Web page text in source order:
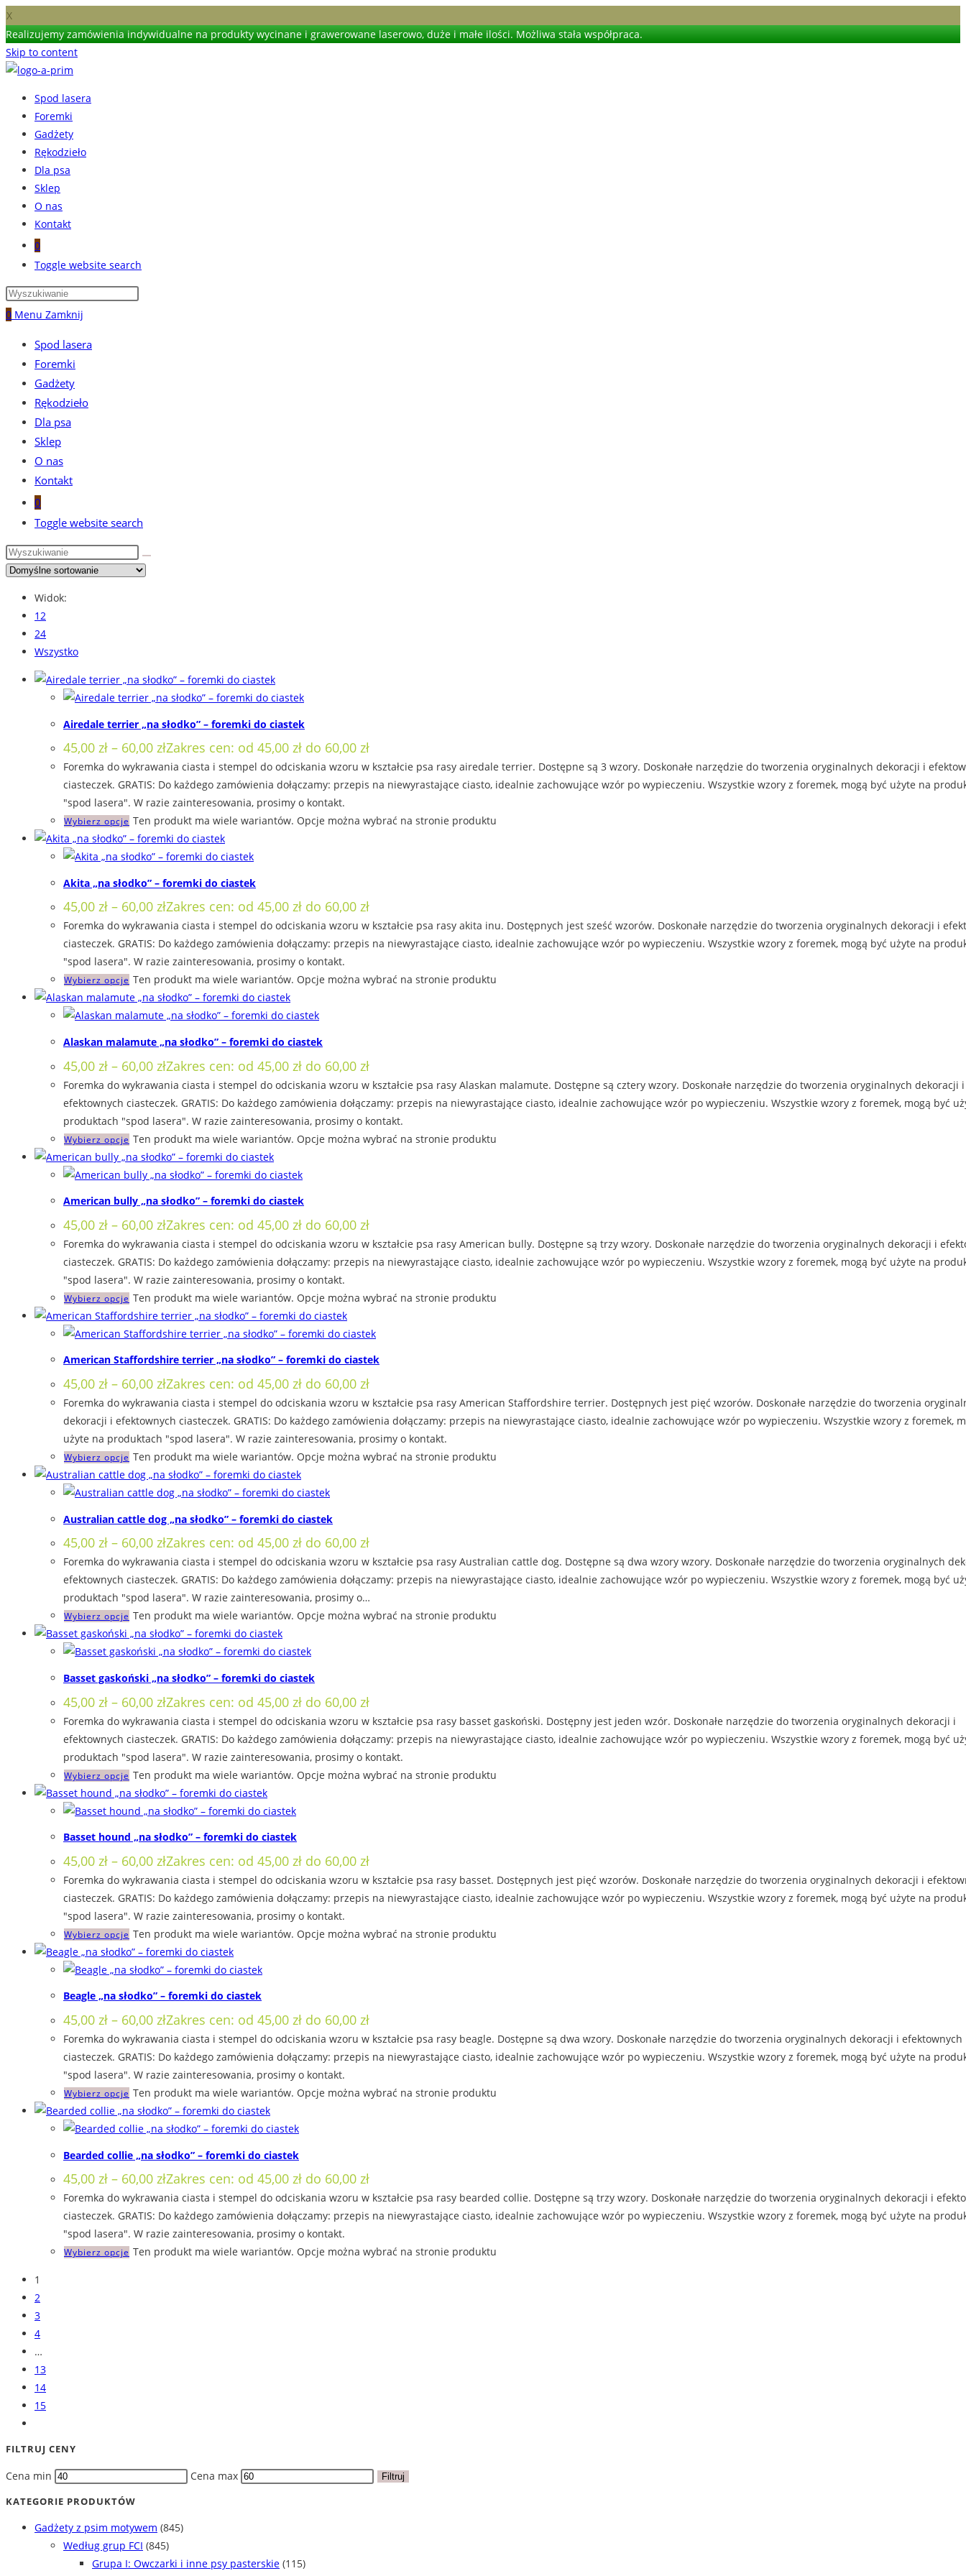
X
Realizujemy zamówienia indywidualne na produkty wycinane i grawerowane laserowo, duże i małe ilości. Możliwa stała współpraca.
Skip to content
Spod lasera
Foremki
Gadżety
Rękodzieło
Dla psa
Sklep
O nas
Kontakt
0
Toggle website search
0 Menu Zamknij
Spod lasera
Foremki
Gadżety
Rękodzieło
Dla psa
Sklep
O nas
Kontakt
0
Toggle website search
Widok:
12
24
Wszystko
Airedale terrier „na słodko” – foremki do ciastek
45,00 zł – 60,00 złZakres cen: od 45,00 zł do 60,00 zł
Foremka do wykrawania ciasta i stempel do odciskania wzoru w kształcie psa rasy airedale terrier. Dostępne są 3 wzory. Doskonałe narzędzie do tworzenia oryginalnych dekoracji i
ciasteczek. GRATIS: Do każdego zamówienia dołączamy: przepis na niewyrastające ciasto, idealnie zachowujące wzór po wypieczeniu. Wszystkie wzory z foremek, mogą być użyte na
"spod lasera". W razie zainteresowania, prosimy o kontakt.
Wybierz opcje Ten produkt ma wiele wariantów. Opcje można wybrać na stronie produktu
Akita „na słodko” – foremki do ciastek
45,00 zł – 60,00 złZakres cen: od 45,00 zł do 60,00 zł
Foremka do wykrawania ciasta i stempel do odciskania wzoru w kształcie psa rasy akita inu. Dostępnych jest sześć wzorów. Doskonałe narzędzie do tworzenia oryginalnych dekoracji i
ciasteczek. GRATIS: Do każdego zamówienia dołączamy: przepis na niewyrastające ciasto, idealnie zachowujące wzór po wypieczeniu. Wszystkie wzory z foremek, mogą być użyte na
"spod lasera". W razie zainteresowania, prosimy o kontakt.
Wybierz opcje Ten produkt ma wiele wariantów. Opcje można wybrać na stronie produktu
Alaskan malamute „na słodko” – foremki do ciastek
45,00 zł – 60,00 złZakres cen: od 45,00 zł do 60,00 zł
Foremka do wykrawania ciasta i stempel do odciskania wzoru w kształcie psa rasy Alaskan malamute. Dostępne są cztery wzory. Doskonałe narzędzie do tworzenia oryginalnych dekoracji i
efektownych ciasteczek. GRATIS: Do każdego zamówienia dołączamy: przepis na niewyrastające ciasto, idealnie zachowujące wzór po wypieczeniu. Wszystkie wzory z foremek, mogą być
produktach "spod lasera". W razie zainteresowania, prosimy o kontakt.
Wybierz opcje Ten produkt ma wiele wariantów. Opcje można wybrać na stronie produktu
American bully „na słodko” – foremki do ciastek
45,00 zł – 60,00 złZakres cen: od 45,00 zł do 60,00 zł
Foremka do wykrawania ciasta i stempel do odciskania wzoru w kształcie psa rasy American bully. Dostępne są trzy wzory. Doskonałe narzędzie do tworzenia oryginalnych dekoracji i
ciasteczek. GRATIS: Do każdego zamówienia dołączamy: przepis na niewyrastające ciasto, idealnie zachowujące wzór po wypieczeniu. Wszystkie wzory z foremek, mogą być użyte na
"spod lasera". W razie zainteresowania, prosimy o kontakt.
Wybierz opcje Ten produkt ma wiele wariantów. Opcje można wybrać na stronie produktu
American Staffordshire terrier „na słodko” – foremki do ciastek
45,00 zł – 60,00 złZakres cen: od 45,00 zł do 60,00 zł
Foremka do wykrawania ciasta i stempel do odciskania wzoru w kształcie psa rasy American Staffordshire terrier. Dostępnych jest pięć wzorów. Doskonałe narzędzie do tworzenia
dekoracji i efektownych ciasteczek. GRATIS: Do każdego zamówienia dołączamy: przepis na niewyrastające ciasto, idealnie zachowujące wzór po wypieczeniu. Wszystkie wzory z foremek,
użyte na produktach "spod lasera". W razie zainteresowania, prosimy o kontakt.
Wybierz opcje Ten produkt ma wiele wariantów. Opcje można wybrać na stronie produktu
Australian cattle dog „na słodko” – foremki do ciastek
45,00 zł – 60,00 złZakres cen: od 45,00 zł do 60,00 zł
Foremka do wykrawania ciasta i stempel do odciskania wzoru w kształcie psa rasy Australian cattle dog. Dostępne są dwa wzory wzory. Doskonałe narzędzie do tworzenia oryginalnych
efektownych ciasteczek. GRATIS: Do każdego zamówienia dołączamy: przepis na niewyrastające ciasto, idealnie zachowujące wzór po wypieczeniu. Wszystkie wzory z foremek, mogą być
produktach "spod lasera". W razie zainteresowania, prosimy o…
Wybierz opcje Ten produkt ma wiele wariantów. Opcje można wybrać na stronie produktu
Basset gaskoński „na słodko” – foremki do ciastek
45,00 zł – 60,00 złZakres cen: od 45,00 zł do 60,00 zł
Foremka do wykrawania ciasta i stempel do odciskania wzoru w kształcie psa rasy basset gaskoński. Dostępny jest jeden wzór. Doskonałe narzędzie do tworzenia oryginalnych dekoracji i
efektownych ciasteczek. GRATIS: Do każdego zamówienia dołączamy: przepis na niewyrastające ciasto, idealnie zachowujące wzór po wypieczeniu. Wszystkie wzory z foremek, mogą być
produktach "spod lasera". W razie zainteresowania, prosimy o kontakt.
Wybierz opcje Ten produkt ma wiele wariantów. Opcje można wybrać na stronie produktu
Basset hound „na słodko” – foremki do ciastek
45,00 zł – 60,00 złZakres cen: od 45,00 zł do 60,00 zł
Foremka do wykrawania ciasta i stempel do odciskania wzoru w kształcie psa rasy basset. Dostępnych jest pięć wzorów. Doskonałe narzędzie do tworzenia oryginalnych dekoracji i
ciasteczek. GRATIS: Do każdego zamówienia dołączamy: przepis na niewyrastające ciasto, idealnie zachowujące wzór po wypieczeniu. Wszystkie wzory z foremek, mogą być użyte na
"spod lasera". W razie zainteresowania, prosimy o kontakt.
Wybierz opcje Ten produkt ma wiele wariantów. Opcje można wybrać na stronie produktu
Beagle „na słodko” – foremki do ciastek
45,00 zł – 60,00 złZakres cen: od 45,00 zł do 60,00 zł
Foremka do wykrawania ciasta i stempel do odciskania wzoru w kształcie psa rasy beagle. Dostępne są dwa wzory. Doskonałe narzędzie do tworzenia oryginalnych dekoracji i efektownych
ciasteczek. GRATIS: Do każdego zamówienia dołączamy: przepis na niewyrastające ciasto, idealnie zachowujące wzór po wypieczeniu. Wszystkie wzory z foremek, mogą być użyte na
"spod lasera". W razie zainteresowania, prosimy o kontakt.
Wybierz opcje Ten produkt ma wiele wariantów. Opcje można wybrać na stronie produktu
Bearded collie „na słodko” – foremki do ciastek
45,00 zł – 60,00 złZakres cen: od 45,00 zł do 60,00 zł
Foremka do wykrawania ciasta i stempel do odciskania wzoru w kształcie psa rasy bearded collie. Dostępne są trzy wzory. Doskonałe narzędzie do tworzenia oryginalnych dekoracji i
ciasteczek. GRATIS: Do każdego zamówienia dołączamy: przepis na niewyrastające ciasto, idealnie zachowujące wzór po wypieczeniu. Wszystkie wzory z foremek, mogą być użyte na
"spod lasera". W razie zainteresowania, prosimy o kontakt.
Wybierz opcje Ten produkt ma wiele wariantów. Opcje można wybrać na stronie produktu
1
2
3
4
…
13
14
15
FILTRUJ CENY
Cena min Cena max Filtruj
KATEGORIE PRODUKTÓW
Gadżety z psim motywem (845)
Według grup FCI (845)
Grupa I: Owczarki i inne psy pasterskie (115)